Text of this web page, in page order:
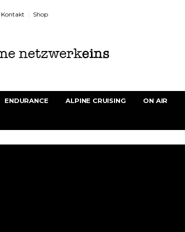
Kontakt Shop
ENDURANCE ALPINE CRUISING ON AIR